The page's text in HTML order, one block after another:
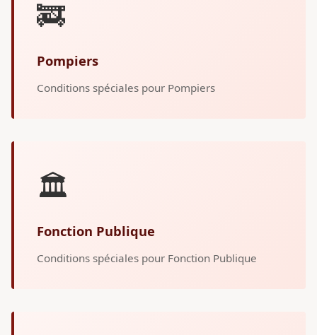
🚒
Pompiers
Conditions spéciales pour Pompiers
🏛️
Fonction Publique
Conditions spéciales pour Fonction Publique